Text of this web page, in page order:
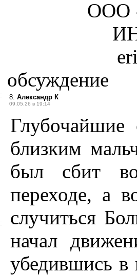
ООО
обсуждение
8. Александр К
09.05.26 в 19:14
Глубочайшие
близким
был сбит
переходе, а
случиться
начал
убедившись в